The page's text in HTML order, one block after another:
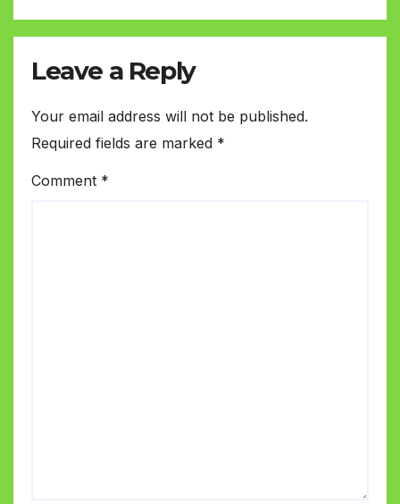
Leave a Reply
Your email address will not be published.
Required fields are marked *
Comment *